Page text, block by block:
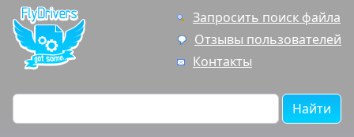
Запросить поиск файла
Отзывы пользователей
Контакты
Найти